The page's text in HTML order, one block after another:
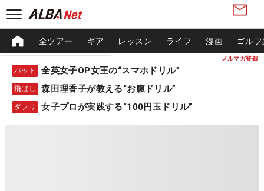
メルマガ登録
全ツアー ギア レッスン ライフ 漫画 ゴル
パット 全英女子OP女王の“スマホドリル”
飛ばし 森田理香子が教える“お腹ドリル”
ダフリ 女子プロが実践する“100円玉ドリル”